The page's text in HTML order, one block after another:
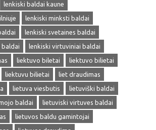
lenkiski baldai kaune
lenkiski minksti baldai
lenkiski svetaines baldai
baldai
lenkiski virtuviniai baldai
liektuvo biletai
liektuvo bilietai
liektuvu bilietai
liet draudimas
lietuva viesbutis
lietuviški baldai
baldai
lietuviski virtuves baldai
lietuvos baldu gamintojai